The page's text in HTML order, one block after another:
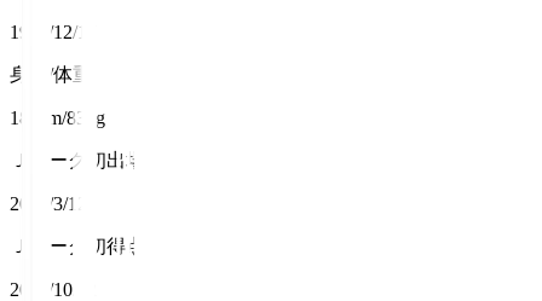
1994/12/17
身長/体重
184cm/83kg
Ｊリーグ初出場
2022/3/12
Ｊリーグ初得点
2023/10/22